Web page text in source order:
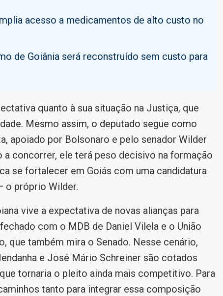
acesso a medicamentos de alto custo no
de Goiânia será reconstruído sem custo para
quanto à sua situação na Justiça, que
Mesmo assim, o deputado segue como
apoiado por Bolsonaro e pelo senador Wilder
a concorrer, ele terá peso decisivo na formação
se fortalecer em Goiás com uma candidatura
o próprio Wilder.
vive a expectativa de novas alianças para
com o MDB de Daniel Vilela e o União
que também mira o Senado. Nesse cenário,
e José Mário Schreiner são cotados
tornaria o pleito ainda mais competitivo. Para
tanto para integrar essa composição